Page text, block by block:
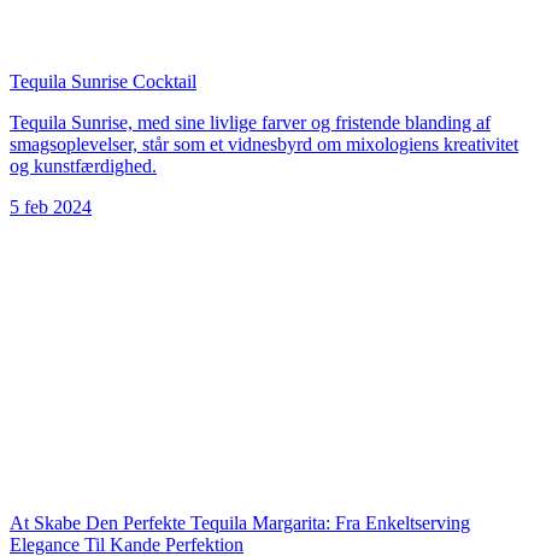
Tequila Sunrise Cocktail
Tequila Sunrise, med sine livlige farver og fristende blanding af
smagsoplevelser, står som et vidnesbyrd om mixologiens kreativitet
og kunstfærdighed.
5 feb 2024
At Skabe Den Perfekte Tequila Margarita: Fra Enkeltserving
Elegance Til Kande Perfektion